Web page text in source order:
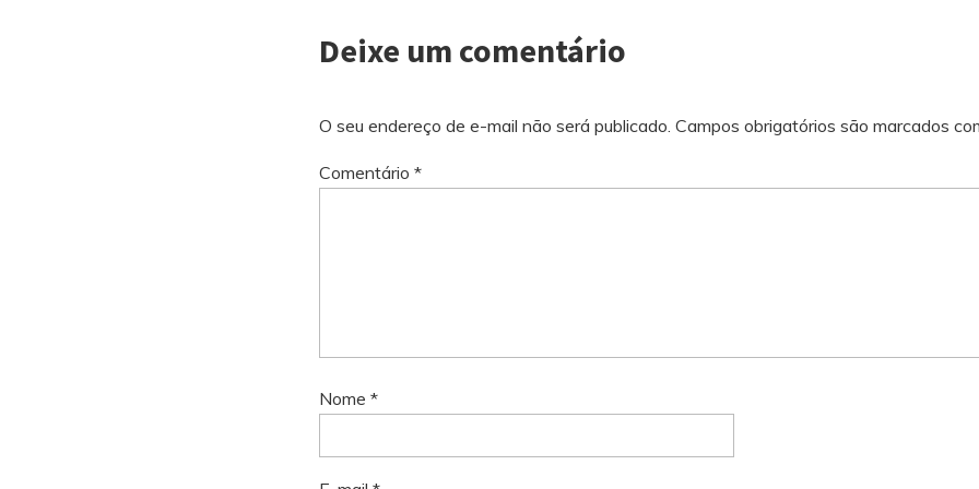
Deixe um comentário
O seu endereço de e-mail não será publicado. Campos obrigatórios são marcados
Comentário *
Nome *